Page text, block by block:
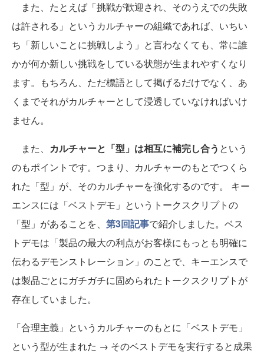
また、たとえば「挑戦が歓迎され、そのうえでの失敗
は許される」というカルチャーの組織であれば、いちい
ち「新しいことに挑戦しよう」と言わなくても、常に誰
かが何か新しい挑戦をしている状態が生まれやすくなり
ます。もちろん、ただ標語として掲げるだけでなく、あ
くまでそれがカルチャーとして浸透していなければいけ
ません。
また、 カルチャーと「型」は相互に補完し合う という
のもポイントです。つまり、カルチャーのもとでつくら
れた「型」が、そのカルチャーを強化するのです。 キー
エンスには「ベストデモ」というトークスクリプトの
「型」があることを、 第3回記事で紹介しました。ベス
トデモは「製品の最大の利点がお客様にもっとも明確に
伝わるデモンストレーション」のことで、キーエンスで
は製品ごとにガチガチに固められたトークスクリプトが
存在していました。
「合理主義」というカルチャーのもとに「ベストデモ」
という型が生まれた → そのベストデモを実行すると成果